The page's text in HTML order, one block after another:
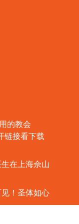
的教会
链接看下载
生在上海佘山
见！圣体如心